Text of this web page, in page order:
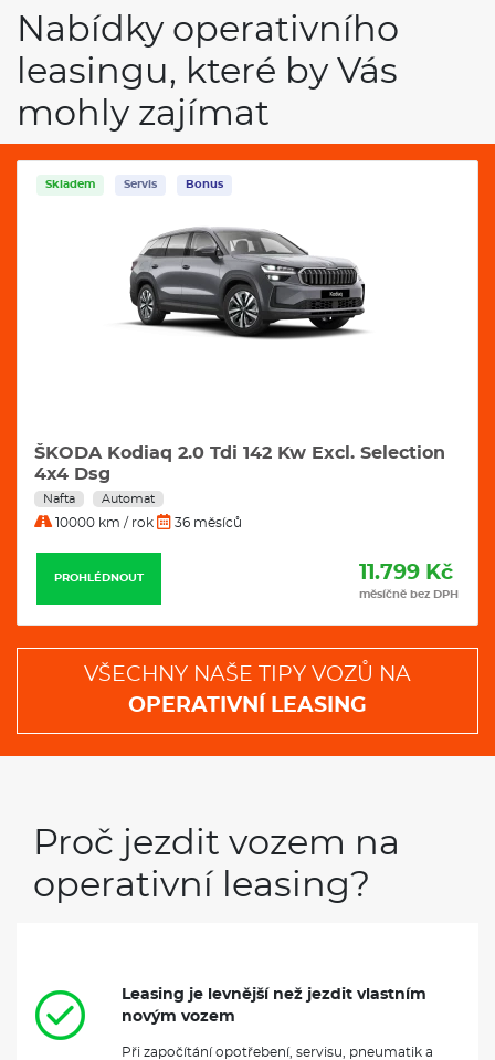
Nabídky operativního
leasingu, které by Vás
mohly zajímat
Skladem Servis Bonus
ŠKODA Kodiaq 2.0 Tdi 142 Kw Excl. Selection
4x4 Dsg
Nafta Automat
10000 km / rok 36 měsíců
PROHLÉDNOUT 11.799 Kč
měsíčně bez DPH
VŠECHNY NAŠE TIPY VOZŮ NA
OPERATIVNÍ LEASING
Proč jezdit vozem na
operativní leasing?
Leasing je levnější než jezdit vlastním
novým vozem
Při započítání opotřebení, servisu, pneumatik a